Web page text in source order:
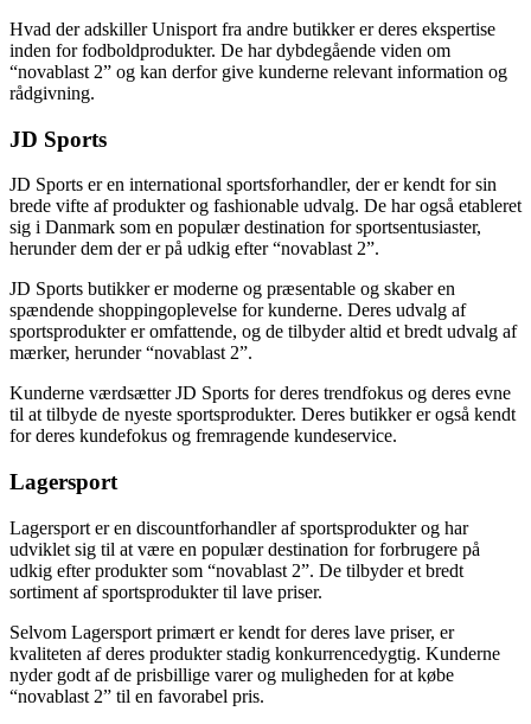
Hvad der adskiller Unisport fra andre butikker er deres ekspertise
inden for fodboldprodukter. De har dybdegående viden om
“novablast 2” og kan derfor give kunderne relevant information og
rådgivning.
JD Sports
JD Sports er en international sportsforhandler, der er kendt for sin
brede vifte af produkter og fashionable udvalg. De har også etableret
sig i Danmark som en populær destination for sportsentusiaster,
herunder dem der er på udkig efter “novablast 2”.
JD Sports butikker er moderne og præsentable og skaber en
spændende shoppingoplevelse for kunderne. Deres udvalg af
sportsprodukter er omfattende, og de tilbyder altid et bredt udvalg af
mærker, herunder “novablast 2”.
Kunderne værdsætter JD Sports for deres trendfokus og deres evne
til at tilbyde de nyeste sportsprodukter. Deres butikker er også kendt
for deres kundefokus og fremragende kundeservice.
Lagersport
Lagersport er en discountforhandler af sportsprodukter og har
udviklet sig til at være en populær destination for forbrugere på
udkig efter produkter som “novablast 2”. De tilbyder et bredt
sortiment af sportsprodukter til lave priser.
Selvom Lagersport primært er kendt for deres lave priser, er
kvaliteten af deres produkter stadig konkurrencedygtig. Kunderne
nyder godt af de prisbillige varer og muligheden for at købe
“novablast 2” til en favorabel pris.